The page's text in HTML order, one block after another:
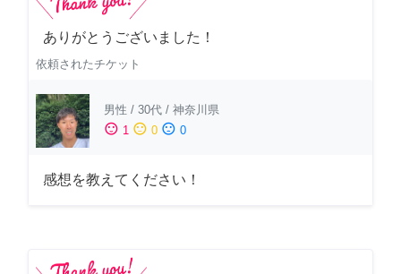
ありがとうございました！
依頼されたチケット
男性 / 30代 / 神奈川県
sentiment_satisfied 1 sentiment_neutral 0 sentiment_dissatisfied 0
感想を教えてください！